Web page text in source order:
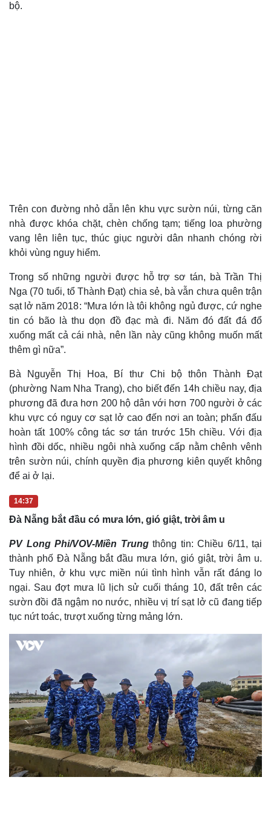
Sức khỏe
Dinh dưỡng - món ngon
Cây thuốc
Sản phụ khoa
Nam khoa
Làm đẹp - giảm cân
Phòng mạch online
Đời sống
Nhà đẹp
Blog
bộ.
Trên con đường nhỏ dẫn lên khu vực sườn núi, từng căn
nhà được khóa chặt, chèn chống tạm; tiếng loa phường
vang lên liên tục, thúc giục người dân nhanh chóng rời
khỏi vùng nguy hiểm.
Trong số những người được hỗ trợ sơ tán, bà Trần Thị
Nga (70 tuổi, tổ Thành Đạt) chia sẻ, bà vẫn chưa quên trận
sạt lở năm 2018: “Mưa lớn là tôi không ngủ được, cứ nghe
tin có bão là thu dọn đồ đạc mà đi. Năm đó đất đá đổ
xuống mất cả cái nhà, nên lần này cũng không muốn mất
thêm gì nữa”.
Bà Nguyễn Thị Hoa, Bí thư Chi bộ thôn Thành Đạt
(phường Nam Nha Trang), cho biết đến 14h chiều nay, địa
phương đã đưa hơn 200 hộ dân với hơn 700 người ở các
khu vực có nguy cơ sạt lở cao đến nơi an toàn; phấn đấu
hoàn tất 100% công tác sơ tán trước 15h chiều. Với địa
hình đồi dốc, nhiều ngôi nhà xuống cấp nằm chênh vênh
trên sườn núi, chính quyền địa phương kiên quyết không
để ai ở lại.
14:37
Đà Nẵng bắt đầu có mưa lớn, gió giật, trời âm u
PV Long Phi/VOV-Miền Trungthông tin: Chiều 6/11, tại
thành phố Đà Nẵng bắt đầu mưa lớn, gió giật, trời âm u.
Tuy nhiên, ở khu vực miền núi tình hình vẫn rất đáng lo
ngại. Sau đợt mưa lũ lịch sử cuối tháng 10, đất trên các
sườn đồi đã ngậm no nước, nhiều vị trí sạt lở cũ đang tiếp
tục nứt toác, trượt xuống từng mảng lớn.